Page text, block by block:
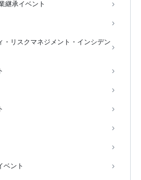
継承イベント
・リスクマネジメント・インシデン
ベント